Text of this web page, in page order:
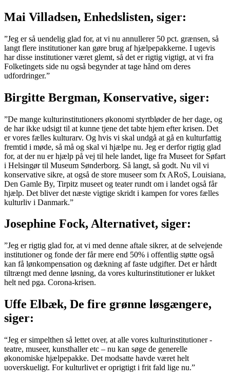
Mai Villadsen, Enhedslisten, siger:
”Jeg er så uendelig glad for, at vi nu annullerer 50 pct. grænsen, så
langt flere institutioner kan gøre brug af hjælpepakkerne. I ugevis
har disse institutioner været glemt, så det er rigtig vigtigt, at vi fra
Folketingets side nu også begynder at tage hånd om deres
udfordringer.”
Birgitte Bergman, Konservative, siger:
”De mange kulturinstitutioners økonomi styrtbløder de her dage, og
de har ikke udsigt til at kunne tjene det tabte hjem efter krisen. Det
er vores fælles kulturarv. Og hvis vi skal undgå at gå en kulturfattig
fremtid i møde, så må og skal vi hjælpe nu. Jeg er derfor rigtig glad
for, at der nu er hjælp på vej til hele landet, lige fra Museet for Søfart
i Helsingør til Museum Sønderborg. Så langt, så godt. Nu vil vi
konservative sikre, at også de store museer som fx ARoS, Louisiana,
Den Gamle By, Tirpitz museet og teater rundt om i landet også får
hjælp. Det bliver det næste vigtige skridt i kampen for vores fælles
kulturliv i Danmark.”
Josephine Fock, Alternativet, siger:
”Jeg er rigtig glad for, at vi med denne aftale sikrer, at de selvejende
institutioner og fonde der får mere end 50% i offentlig støtte også
kan få lønkompensation og dækning af faste udgifter. Det er hårdt
tiltrængt med denne løsning, da vores kulturinstitutioner er lukket
helt ned pga. Corona-krisen.
Uffe Elbæk, De fire grønne løsgængere,
siger:
“Jeg er simpelthen så lettet over, at alle vores kulturinstitutioner -
teatre, museer, kunsthaller etc – nu kan søge de generelle
økonomiske hjælpepakke. Det modsatte havde været helt
uoverskueligt. For kulturlivet er oprigtigt i frit fald lige nu.”